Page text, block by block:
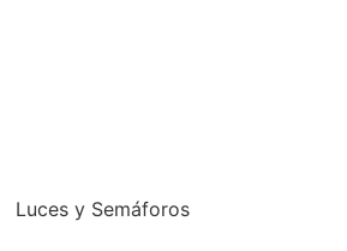
Luces y Semáforos